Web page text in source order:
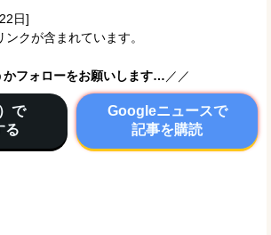
日]
クが含まれています。
かフォローをお願いします… ／／
で
る
Googleニュースで
記事を購読